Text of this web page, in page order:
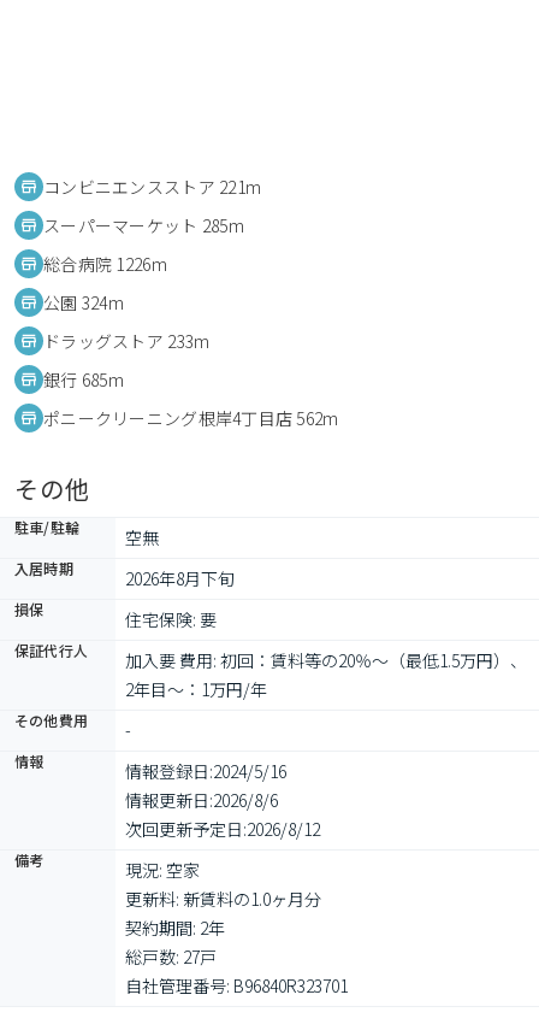
コンビニエンスストア 221m
スーパーマーケット 285m
総合病院 1226m
公園 324m
ドラッグストア 233m
銀行 685m
ポニークリーニング根岸4丁目店 562m
その他
駐車/駐輪 空無
入居時期 2026年8月下旬
損保 住宅保険: 要
保証代行人
加入要 費用: 初回：賃料等の20％～（最低1.5万円）、
2年目～：1万円/年
その他費用 -
情報 情報登録日:2024/5/16
情報更新日:2026/8/6
次回更新予定日:2026/8/12
備考
現況: 空家
更新料: 新賃料の1.0ヶ月分
契約期間: 2年
総戸数: 27戸
自社管理番号: B96840R323701